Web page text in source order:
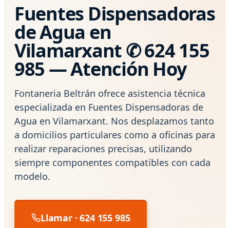
Fuentes Dispensadoras
de Agua en
Vilamarxant ✆ 624 155
985 — Atención Hoy
Fontaneria Beltrán ofrece asistencia técnica
especializada en Fuentes Dispensadoras de
Agua en Vilamarxant. Nos desplazamos tanto
a domicilios particulares como a oficinas para
realizar reparaciones precisas, utilizando
siempre componentes compatibles con cada
modelo.
Llamar · 624 155 985